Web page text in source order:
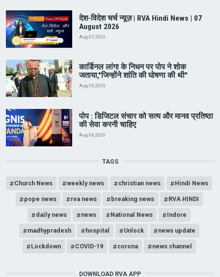
देश-विदेश चर्च न्यूज़ | RVA Hindi News | 07
August 2026
Aug 07, 2026
कार्डिनल लांगा के निधन पर पोप ने शोक
जताया,"जिन्होंने शांति की घोषणा की थी"
Aug 06, 2026
पोप : डिजिटल संचार को सत्य और मानव प्रतिष्ठा
की सेवा करनी चाहिए
Aug 06, 2026
TAGS
Church News weekly news christian news Hindi News
pope news rva news breaking news RVA HINDI
daily news news National News Indore
madhypradesh hospital Unlock news update
Lockdown COVID-19 corona news channel
DOWNLOAD RVA APP